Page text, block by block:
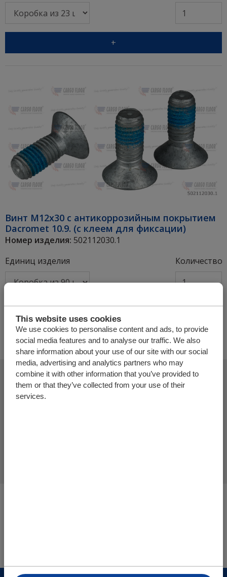
This website uses cookies
We use cookies to personalise content and ads, to provide
social media features and to analyse our traffic. We also
share information about your use of our site with our social
media, advertising and analytics partners who may
combine it with other information that you’ve provided to
them or that they’ve collected from your use of their
services.
+
Винт M12x30 с антикоррозийным покрытием
Dacromet 10.9. (с клеем для фиксации)
Номер изделия: 502112030.1
Единиц изделия
Количество